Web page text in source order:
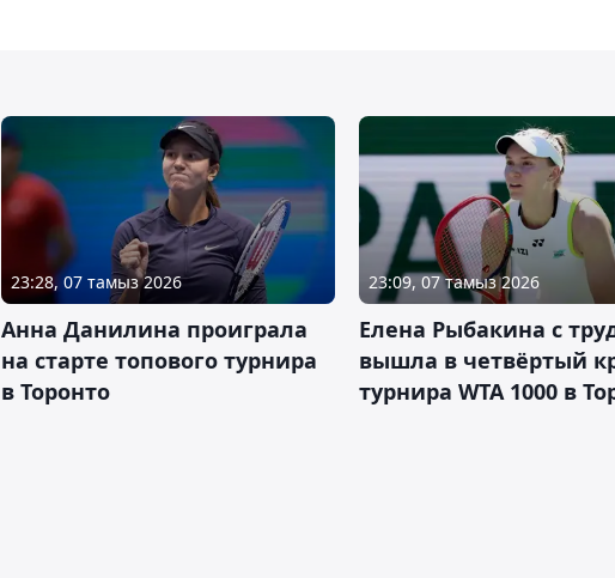
23:28, 07 тамыз 2026
Анна Данилина проиграла
на старте топового турнира
в Торонто
23:09, 07 тамыз 2026
Елена Рыбакина с
вышла в четвёртый
турнира WTA 1000 в